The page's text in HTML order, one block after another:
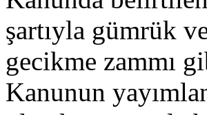
şartıyla gümrük
gecikme zammı
Kanunun